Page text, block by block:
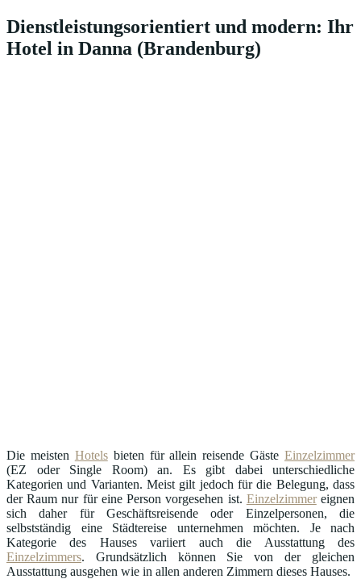
Dienstleistungsorientiert und modern: Ihr
Hotel in Danna (Brandenburg)
Die meisten Hotelsbieten für allein reisende Gäste Einzelzimmer
(EZ oder Single Room) an. Es gibt dabei unterschiedliche
Kategorien und Varianten. Meist gilt jedoch für die Belegung, dass
der Raum nur für eine Person vorgesehen ist. Einzelzimmereignen
sich daher für Geschäftsreisende oder Einzelpersonen, die
selbstständig eine Städtereise unternehmen möchten. Je nach
Kategorie des Hauses variiert auch die Ausstattung des
Einzelzimmers. Grundsätzlich können Sie von der gleichen
Ausstattung ausgehen wie in allen anderen Zimmern dieses Hauses.